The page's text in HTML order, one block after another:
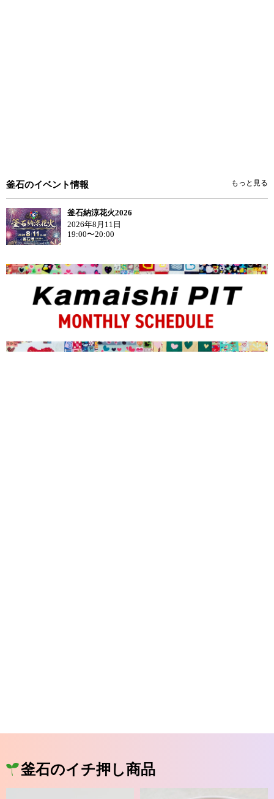
釜石のイベント情報 もっと見る
釜石納涼花火2026
2026年8月11日
19:00〜20:00
釜石のイチ押し商品